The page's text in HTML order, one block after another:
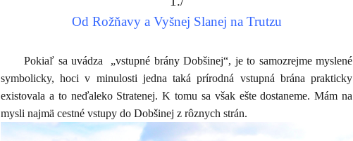
Od Rožňavy a Vyšnej Slanej na Trutzu
Pokiaľ sa uvádza
„vstupné brány Dobšinej“, je to samozrejme myslené
symbolicky, hoci v minulosti jedna taká prírodná vstupná brána prakticky
existovala a to neďaleko Stratenej. K tomu sa však ešte dostaneme. Mám na
mysli najmä cestné vstupy do Dobšinej z rôznych strán.